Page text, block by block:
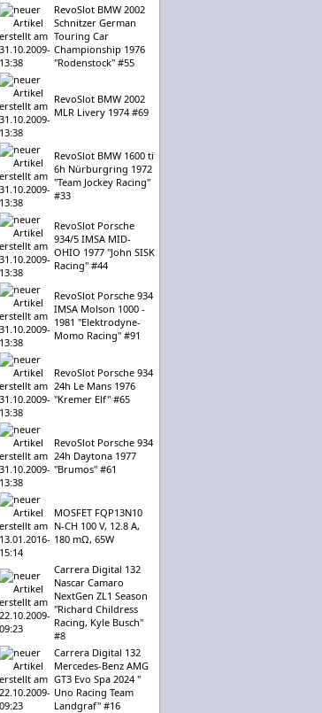
RevoSlot BMW 2002
Schnitzer German
Touring Car
Championship 1976
"Rodenstock" #55
RevoSlot BMW 2002
MLR Livery 1974 #69
RevoSlot BMW 1600 ti
6h Nürburgring 1972
"Team Jockey Racing"
#33
RevoSlot Porsche
934/5 IMSA MID-
OHIO 1977 "John SISK
Racing" #44
RevoSlot Porsche 934
IMSA Molson 1000 -
1981 "Elektrodyne-
Momo Racing" #91
RevoSlot Porsche 934
24h Le Mans 1976
"Kremer Elf" #65
RevoSlot Porsche 934
24h Daytona 1977
"Brumos" #61
MOSFET FQP13N10
N-CH 100 V, 12.8 A,
180 mΩ, 65W
Carrera Digital 132
Nascar Camaro
NextGen ZL1 Season
"Richard Childress
Racing, Kyle Busch"
#8
Carrera Digital 132
Mercedes-Benz AMG
GT3 Evo Spa 2024 "
Uno Racing Team
Landgraf" #16